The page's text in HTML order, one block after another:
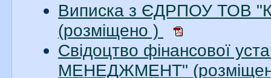
Виписка з ЄДРПОУ ТОВ
(розміщено )
Свідоцтво фінансової
МЕНЕДЖМЕНТ"